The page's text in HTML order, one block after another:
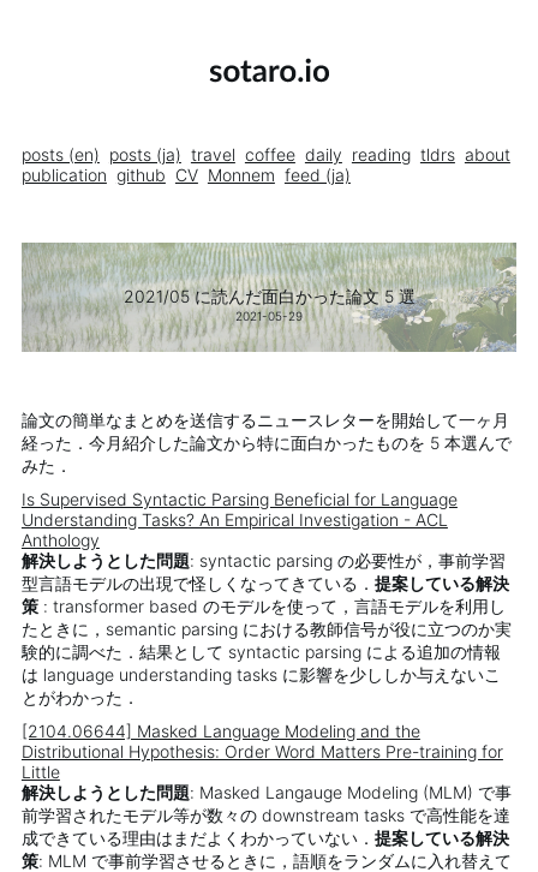
posts (en) posts (ja) travel coffee daily reading tldrs about
publication github CV Monnem feed (ja)
2021/05 に読んだ面白かった論文 5 選
2021-05-29
論文の簡単なまとめを送信するニュースレターを開始して一ヶ月
経った．今月紹介した論文から特に面白かったものを 5 本選んで
みた．
Is Supervised Syntactic Parsing Beneficial for Language
Understanding Tasks? An Empirical Investigation - ACL
Anthology
解決しようとした問題: syntactic parsing の必要性が，事前学習
型言語モデルの出現で怪しくなってきている． 提案している解決
策: transformer based のモデルを使って，言語モデルを利用し
たときに，semantic parsing における教師信号が役に立つのか実
験的に調べた．結果として syntactic parsing による追加の情報
は language understanding tasks に影響を少ししか与えないこ
とがわかった．
[2104.06644] Masked Language Modeling and the
Distributional Hypothesis: Order Word Matters Pre-training for
Little
解決しようとした問題: Masked Langauge Modeling (MLM) で事
前学習されたモデル等が数々の downstream tasks で高性能を達
成できている理由はまだよくわかっていない． 提案している解決
策: MLM で事前学習させるときに，語順をランダムに入れ替えて